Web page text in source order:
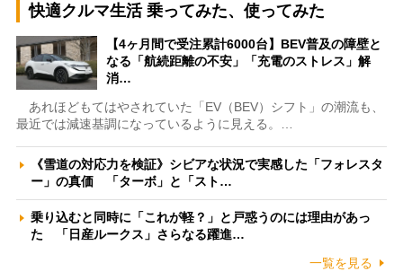
快適クルマ生活 乗ってみた、使ってみた
【4ヶ月間で受注累計6000台】BEV普及の障壁と
なる「航続距離の不安」「充電のストレス」解
消…
あれほどもてはやされていた「EV（BEV）シフト」の潮流も、
最近では減速基調になっているように見える。…
《雪道の対応力を検証》シビアな状況で実感した「フォレスタ
ー」の真価 「ターボ」と「スト…
乗り込むと同時に「これが軽？」と戸惑うのには理由があっ
た 「日産ルークス」さらなる躍進…
一覧を見る